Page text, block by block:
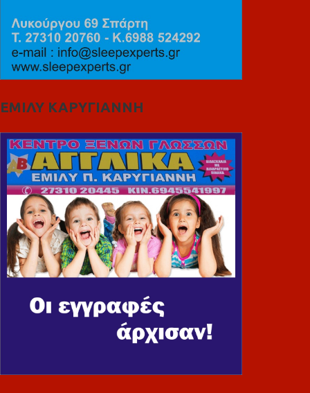
ΕΜΙΛΥ ΚΑΡΥΓΙΑΝΝΗ